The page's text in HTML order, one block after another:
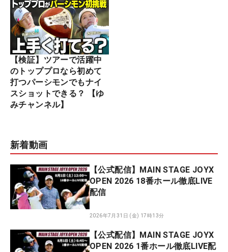
【検証】ツアーで活躍中
のトッププロなら初めて
打つパーシモンでもナイ
スショットできる？ 【ゆ
みチャンネル】
新着動画
【公式配信】MAIN STAGE JOYX
OPEN 2026 18番ホール徹底LIVE
配信
2026年7月31日 (金) 17時13分
【公式配信】MAIN STAGE JOYX
OPEN 2026 1番ホール徹底LIVE配